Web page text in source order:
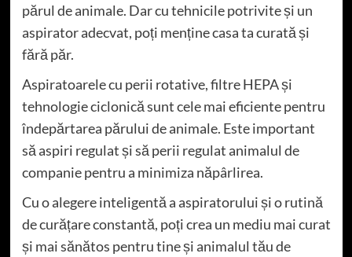
părul de animale. Dar cu tehnicile potrivite și un
aspirator adecvat, poți menține casa ta curată și
fără păr.
Aspiratoarele cu perii rotative, filtre HEPA și
tehnologie ciclonică sunt cele mai eficiente pentru
îndepărtarea părului de animale. Este important
să aspiri regulat și să perii regulat animalul de
companie pentru a minimiza năpârlirea.
Cu o alegere inteligentă a aspiratorului și o rutină
de curățare constantă, poți crea un mediu mai curat
și mai sănătos pentru tine și animalul tău de